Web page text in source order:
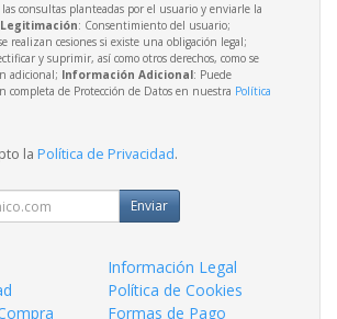
las consultas planteadas por el usuario y enviarle la
Legitimación: Consentimiento del usuario;
realizan cesiones si existe una obligación legal;
y suprimir, así como otros derechos, como se
adicional; Información Adicional: Puede
completa de Protección de Datos en nuestra Política
la Política de Privacidad.
Enviar
Información Legal
Política de Cookies
Formas de Pago